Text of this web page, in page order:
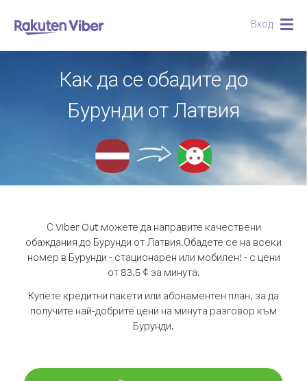
Вход
Как да се обадите до
Бурунди от Латвия
С Viber Out можете да направите качествени
обаждания до Бурунди от Латвия.Обадете се на всеки
номер в Бурунди - стационарен или мобилен! - с цени
от 83.5 ¢ за минута.
Купете кредитни пакети или абонаментен план, за да
получите най-добрите цени на минута разговор към
Бурунди.